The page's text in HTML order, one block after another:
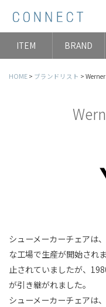
ITEM BRAND
HOME ブランドリスト
シューメーカーチェアは
な工場で生産が開始され
止されていましたが、
が引き継がれました。
シューメーカーチェアは